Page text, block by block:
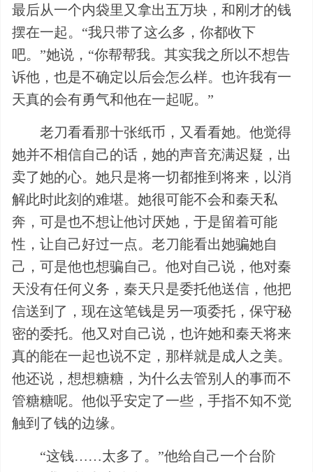
最后从一个内袋里又拿出五万块，和刚才的钱
摆在一起。“我只带了这么多，你都收下
吧。”她说，“你帮帮我。其实我之所以不想告
诉他，也是不确定以后会怎么样。也许我有一
天真的会有勇气和他在一起呢。”
老刀看看那十张纸币，又看看她。他觉得
她并不相信自己的话，她的声音充满迟疑，出
卖了她的心。她只是将一切都推到将来，以消
解此时此刻的难堪。她很可能不会和秦天私
奔，可是也不想让他讨厌她，于是留着可能
性，让自己好过一点。老刀能看出她骗她自
己，可是他也想骗自己。他对自己说，他对秦
天没有任何义务，秦天只是委托他送信，他把
信送到了，现在这笔钱是另一项委托，保守秘
密的委托。他又对自己说，也许她和秦天将来
真的能在一起也说不定，那样就是成人之美。
他还说，想想糖糖，为什么去管别人的事而不
管糖糖呢。他似乎安定了一些，手指不知不觉
触到了钱的边缘。
“这钱……太多了。”他给自己一个台阶